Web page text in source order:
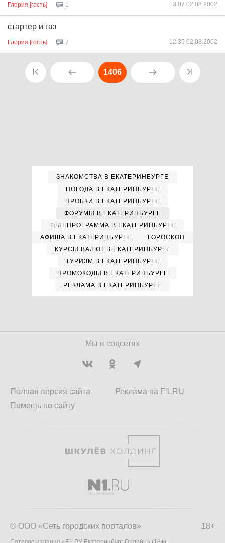
Глория [гость] 1 13:07 02.08.2002
стартер и газ
Глория [гость] 7 12:35 02.08.2002
1406
ЗНАКОМСТВА В ЕКАТЕРИНБУРГЕ
ПОГОДА В ЕКАТЕРИНБУРГЕ
ПРОБКИ В ЕКАТЕРИНБУРГЕ
ФОРУМЫ В ЕКАТЕРИНБУРГЕ
ТЕЛЕПРОГРАММА В ЕКАТЕРИНБУРГЕ
АФИША В ЕКАТЕРИНБУРГЕ
ГОРОСКОП
КУРСЫ ВАЛЮТ В ЕКАТЕРИНБУРГЕ
ТУРИЗМ В ЕКАТЕРИНБУРГЕ
ПРОМОКОДЫ В ЕКАТЕРИНБУРГЕ
РЕКЛАМА В ЕКАТЕРИНБУРГЕ
Мы в соцсетях
Полная версия сайта
Помощь по сайту
Реклама на E1.RU
18+
© ООО «Сеть городских порталов»